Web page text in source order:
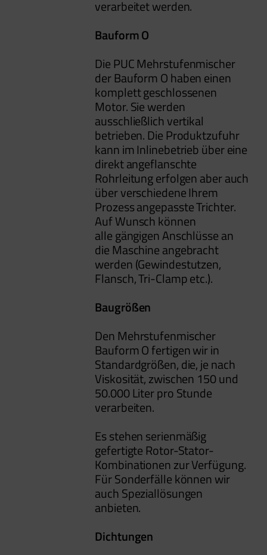
verarbeitet werden.
Bauform O
Die PUC Mehrstufenmischer
der Bauform O haben einen
komplett geschlossenen
Motor. Sie werden
ausschließlich vertikal
betrieben. Die Produktzufuhr
kann im Inlinebetrieb über eine
direkt angeflanschte
Rohrleitung erfolgen aber auch
über verschiedene Ihrem
Prozess angepasste Trichter.
Auf Wunsch können
alle gängigen Anschlüsse an
die Maschine angebracht
werden (Gewindestutzen,
Flansch, Tri-Clamp etc.).
Baugrößen
Den Mehrstufenmischer
Bauform O fertigen wir in
Standardgrößen, die, je nach
Viskosität, zwischen 150 und
50.000 Liter pro Stunde
verarbeiten.
Es stehen serienmäßig
gefertigte Rotor-Stator-
Kombinationen zur Verfügung.
Für Sonderfälle können wir
auch Speziallösungen
anbieten.
Dichtungen